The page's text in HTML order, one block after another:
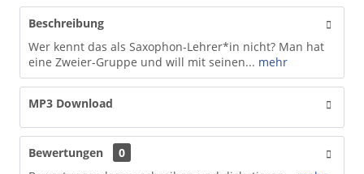
Beschreibung
Wer kennt das als Saxophon-Lehrer*in nicht? Man hat
eine Zweier-Gruppe und will mit seinen... mehr
MP3 Download
Bewertungen
0